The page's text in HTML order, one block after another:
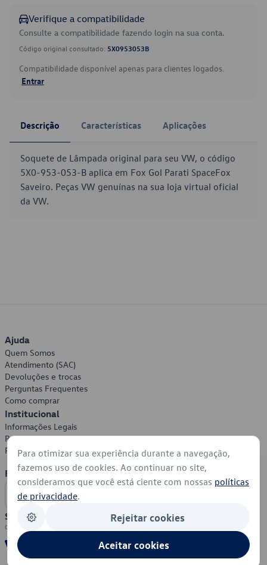
Verifique a compatibilidade
Consulte a compatibilidade fazendo login na sua conta.
Código original consultado: 5X0953053B
Compatibilidade disponível apenas para clientes logados.
Entrar
Descrição Características Aplicações
Soquete de Lâmpada original para seu VW, o código
5X0-953-053-B aplica em Fox Gol Parati SpaceFox
Saveiro. Peças VW genuínas na sua loja virtual oficial
da VW.
Ajuda
Quem Somos
Atendimento (SAC)
Devoluções e trocas
Perguntas Frequentes
Como comprar
Institucional
Informações Legais
Política de Privacidade
Política de Cookies
Formas de Pagamento
Segurança
Para otimizar sua experiência durante a navegação,
fazemos uso de cookies. Ao continuar no site,
consideramos que você está ciente com nossas políticas
de privacidade.
Rejeitar cookies
Aceitar cookies